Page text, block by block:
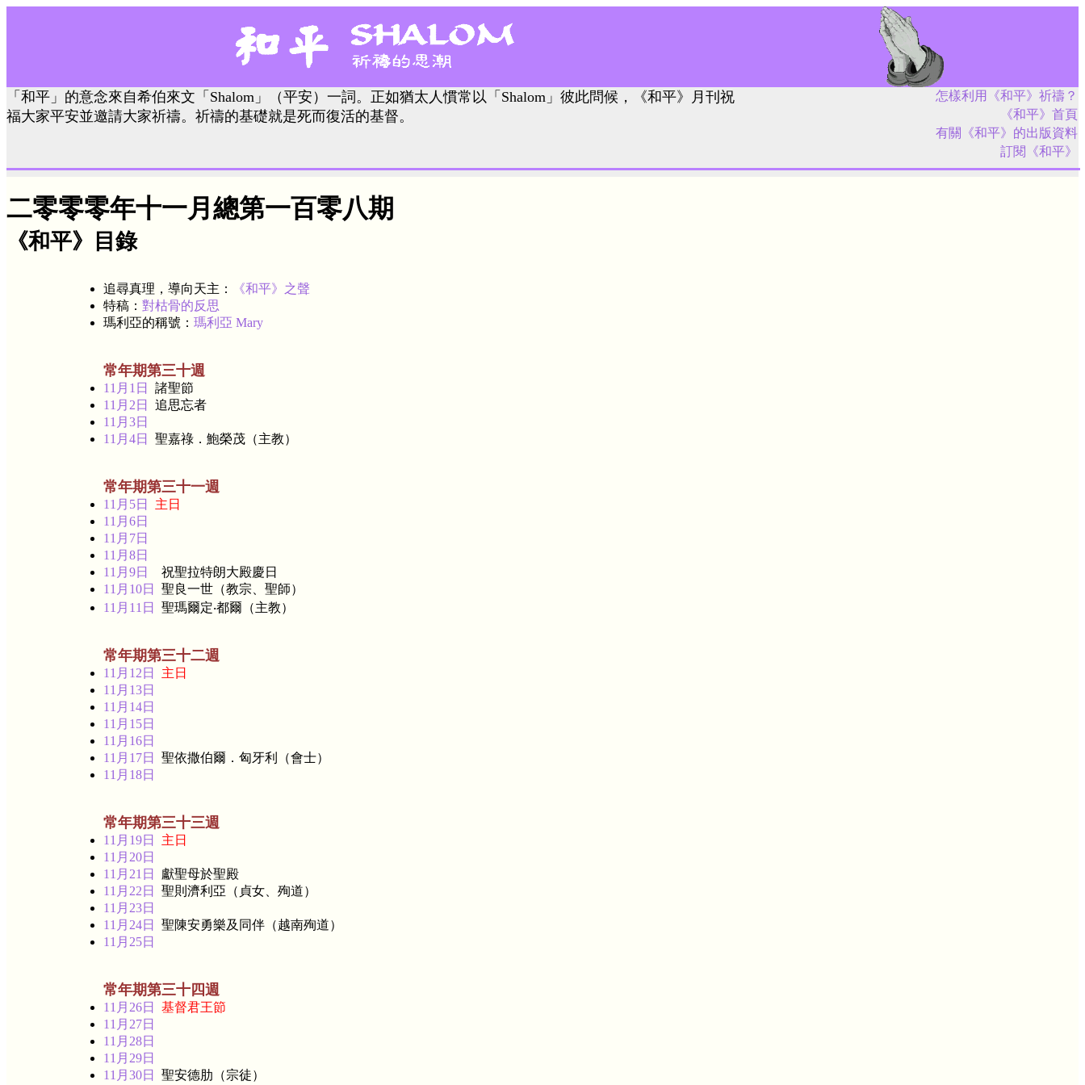
「和平」的意念來自希伯來文「Shalom」（平安）一詞。正如猶太人慣常以「Shalom」彼此問候，《和平》月刊祝
福大家平安並邀請大家祈禱。祈禱的基礎就是死而復活的基督。
怎樣利用《和平》祈禱？
《和平》首頁
有關《和平》的出版資料
訂閱《和平》
二零零零年十一月總第一百零八期
《和平》目錄
追尋真理，導向天主：
《和平》之聲
特稿： 對枯骨的反思
瑪利亞的稱號： 瑪利亞 Mary
常年期第三十週
11月1日
諸聖節
11月2日
追思忘者
11月3日
11月4日
聖嘉祿．鮑榮茂（主教）
常年期第三十一週
11月5日
主日
11月6日
11月7日
11月8日
11月9日
祝聖拉特朗大殿慶日
11月10日
聖良一世（教宗、聖師）
11月11日
聖瑪爾定‧都爾（主教）
常年期第三十二週
11月12日
主日
11月13日
11月14日
11月15日
11月16日
11月17日
聖依撒伯爾．匈牙利（會士）
11月18日
常年期第三十三週
11月19日
主日
11月20日
11月21日
獻聖母於聖殿
11月22日
聖則濟利亞（貞女、殉道）
11月23日
11月24日
聖陳安勇樂及同伴（越南殉道）
11月25日
常年期第三十四週
11月26日
基督君王節
11月27日
11月28日
11月29日
11月30日
聖安德肋（宗徒）